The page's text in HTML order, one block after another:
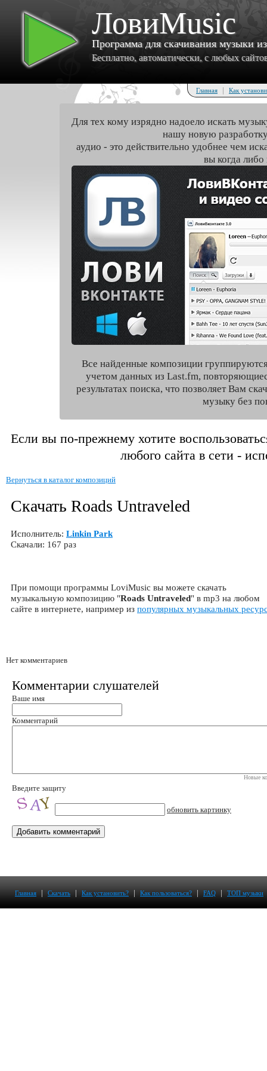
ЛовиMusic
Программа для скачивания музыки
Бесплатно, автоматически, с любых
Главная | Как
Для тех кому изрядно надоело искать
нашу новую
аудио - это действительно удобнее чем
вы когда либо
Все найденные композиции
учетом данных из Last.fm,
результатах поиска, что позволяет Вам
музыку без
Если вы по-прежнему хотите
любого сайта в сети -
Вернуться в каталог композиций
Скачать Roads Untraveled
Исполнитель: Linkin Park
Скачали: 167 раз
При помощи программы LoviMusic вы можете скачать
музыкальную композицию "Roads Untraveled" в mp3 на любом
сайте в интернете, например из популярных музыкальных
Нет комментариев
Комментарии слушателей
Ваше имя
Комментарий
Новые
Введите защиту
обновить картинку
Главная | Скачать | Как установить? | Как пользоваться? | FAQ | ТОП музыки